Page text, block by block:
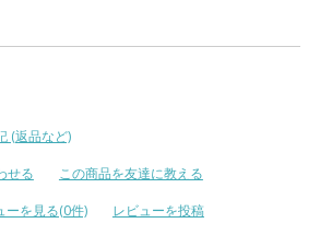
(返品など)
せる
この商品を友達に教える
ーを見る(0件) レビューを投稿